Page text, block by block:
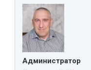
Администратор